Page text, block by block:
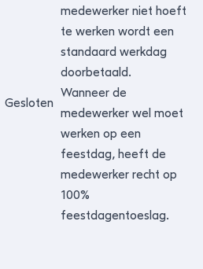
Gesloten
medewerker niet hoeft
te werken wordt een
standaard werkdag
doorbetaald.
Wanneer de
medewerker wel moet
werken op een
feestdag, heeft de
medewerker recht op
100%
feestdagentoeslag.